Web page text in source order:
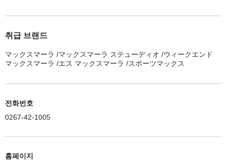
취급 브랜드
マックスマーラ /マックスマーラ ステューディオ /ウィークエンド
マックスマーラ /エス マックスマーラ /スポーツマックス
전화번호
0267-42-1005
홈페이지